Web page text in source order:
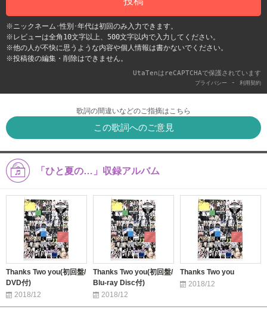
※ニックネーム･性別･年代は初回のみ入力できます。
※レビューは全角10文字以上、500文字以内で入力してください。
※他の人が不快に思うような内容や個人情報は書かないでください。
※投稿後の編集・削除はできません。
UtaTenはreCAPTCHAで保護されています
プライバシー - 利用契約
歌詞の間違いなどのご指摘はこちら
この歌詞へのご意見
「ひと夏の…」収録アルバム
Thanks Two you(初回盤/
DVD付)
2018/12
Thanks Two you(初回盤/
Blu-ray Disc付)
2018/12
Thanks Two you
2018/12